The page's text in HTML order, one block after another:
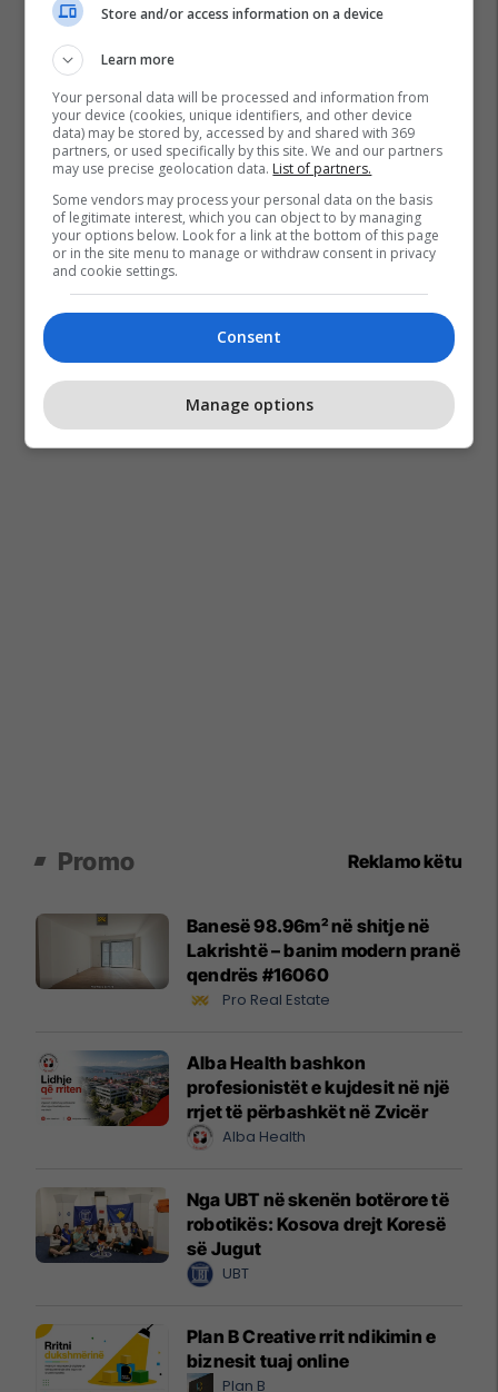
Policia E Kosovës
Promo Reklamo këtu
Banesë 98.96m² në shitje në
Lakrishtë – banim modern pranë
qendrës #16060
Pro Real Estate
Alba Health bashkon
profesionistët e kujdesit në një
rrjet të përbashkët në Zvicër
Alba Health
Nga UBT në skenën botërore të
robotikës: Kosova drejt Koresë
së Jugut
UBT
Plan B Creative rrit ndikimin e
biznesit tuaj online
Plan B
Store and/or access information on a device
Learn more
Your personal data will be processed and information from
your device (cookies, unique identifiers, and other device
data) may be stored by, accessed by and shared with 369
partners, or used specifically by this site. We and our partners
may use precise geolocation data. List of partners.
Some vendors may process your personal data on the basis
of legitimate interest, which you can object to by managing
your options below. Look for a link at the bottom of this page
or in the site menu to manage or withdraw consent in privacy
and cookie settings.
Consent
Manage options